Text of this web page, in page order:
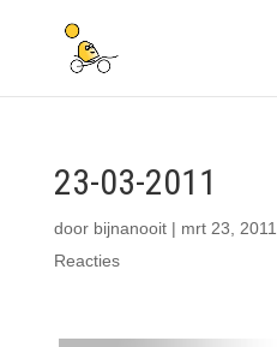
23-03-2011
door bijnanooit| mrt 23, 2011
Reacties